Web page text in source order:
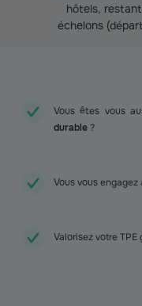
hôtels,
échelons
Vous êtes vous
durable ?
Vous vous
Valorisez votre TPE